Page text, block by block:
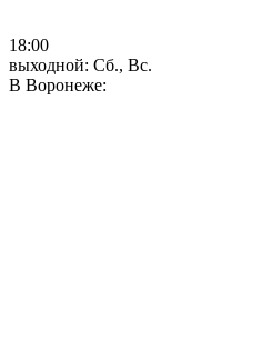
18:00
выходной: Сб., Вс.
В Воронеже: